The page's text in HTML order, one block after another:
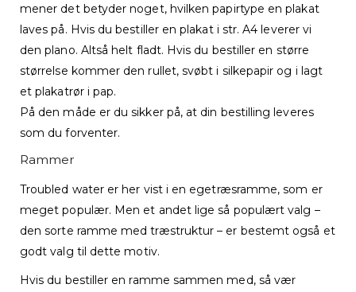
mener det betyder noget, hvilken papirtype en plakat
laves på. Hvis du bestiller en plakat i str. A4 leverer vi
den plano. Altså helt fladt. Hvis du bestiller en større
størrelse kommer den rullet, svøbt i silkepapir og i lagt
et plakatrør i pap.
På den måde er du sikker på, at din bestilling leveres
som du forventer.
Rammer
Troubled water er her vist i en egetræsramme, som er
meget populær. Men et andet lige så populært valg –
den sorte ramme med træstruktur – er bestemt også et
godt valg til dette motiv.
Hvis du bestiller en ramme sammen med, så vær